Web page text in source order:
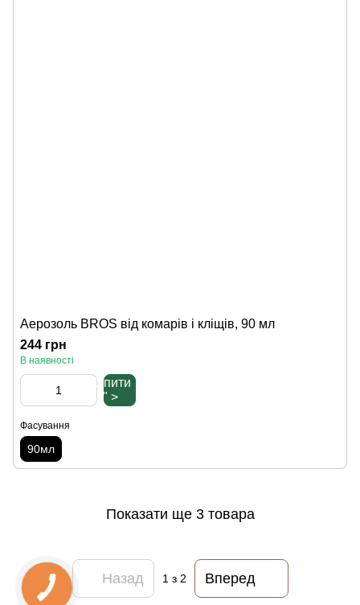
Аерозоль BROS від комарів і кліщів, 90 мл
244 грн
В наявності
Купити
" >
Фасування
90мл
Показати ще 3 товара
Назад 1 з 2 Вперед